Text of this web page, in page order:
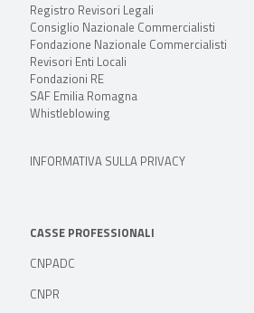
Registro Revisori Legali
Consiglio Nazionale Commercialisti
Fondazione Nazionale Commercialisti
Revisori Enti Locali
Fondazioni RE
SAF Emilia Romagna
Whistleblowing
INFORMATIVA SULLA PRIVACY
CASSE PROFESSIONALI
CNPADC
CNPR